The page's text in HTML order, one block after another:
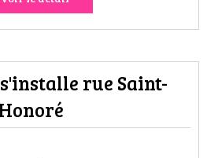
rue Saint-
Honoré